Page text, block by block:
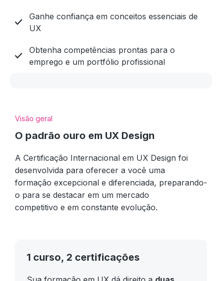
Ganhe confiança em conceitos essenciais de
UX
Obtenha competências prontas para o
emprego e um portfólio profissional
Visão geral
O padrão ouro em UX Design
A Certificação Internacional em UX Design foi
desenvolvida para oferecer a você uma
formação excepcional e diferenciada, preparando-
o para se destacar em um mercado
competitivo e em constante evolução.
1 curso, 2 certificações